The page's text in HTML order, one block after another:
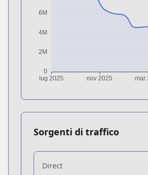
Sorgenti di traffico
Direct